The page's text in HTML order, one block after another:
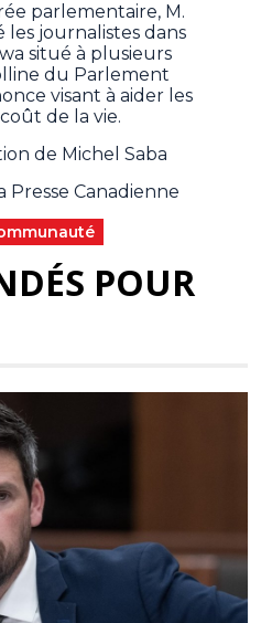
parlementaire, M.
les journalistes dans
situé à plusieurs
du Parlement
visant à aider les
de la vie.
de Michel Saba
Presse Canadienne
POUR